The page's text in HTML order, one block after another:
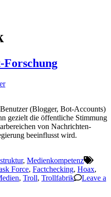
(Blogger, Bot-Accounts)
gezielt die öffentliche Stimmung
von Nachrichten-
beeinflusst wird.
, Medienkompetenz
Force, Factchecking, Hoax,
, Troll, Trollfabrik
Leave a